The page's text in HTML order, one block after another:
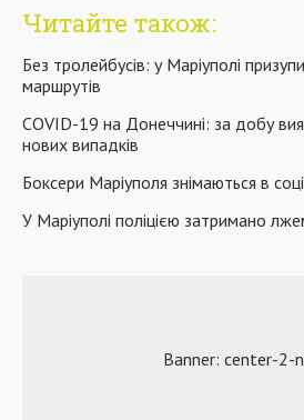
Читайте також:
Без тролейбусів: у Маріуполі
маршрутів
COVID-19 на Донеччині: за добу
нових випадків
Боксери Маріуполя знімаються в
У Маріуполі поліцією затримано